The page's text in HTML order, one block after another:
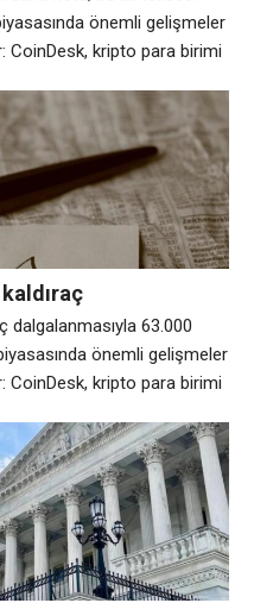
önemli gelişmeler
CoinDesk, kripto para birimi
uyuyor. CoinDesk,
ve önyargısız
dizi ilkeyi benimsemiştir.
altına düştü
dalgalanmasıyla 63.000
önemli gelişmeler
CoinDesk, kripto para birimi
uyuyor. CoinDesk,
ve önyargısız
dizi ilkeyi benimsemiştir.
hizmetleri